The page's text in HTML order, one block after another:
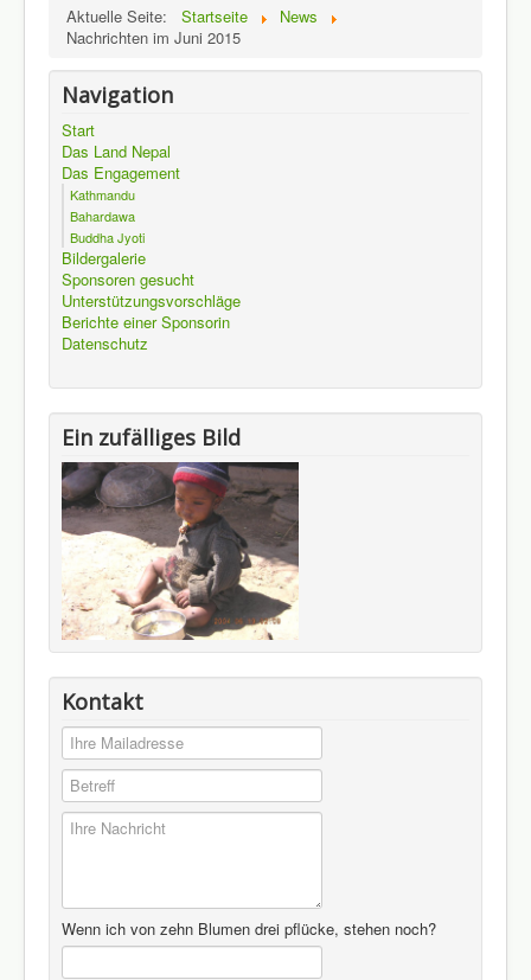
Aktuelle Seite: Startseite
News
Nachrichten im Juni 2015
Navigation
Start
Das Land Nepal
Das Engagement
Kathmandu
Bahardawa
Buddha Jyoti
Bildergalerie
Sponsoren gesucht
Unterstützungsvorschläge
Berichte einer Sponsorin
Datenschutz
Ein zufälliges Bild
Kontakt
Wenn ich von zehn Blumen drei pflücke, stehen noch?